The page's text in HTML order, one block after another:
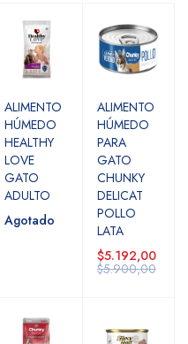
ALIMENTO
HÚMEDO
HEALTHY
LOVE
GATO
ADULTO
Agotado
ALIMENTO
HÚMEDO
PARA
GATO
CHUNKY
DELICAT
POLLO
LATA
$5.192,00
$5.900,00